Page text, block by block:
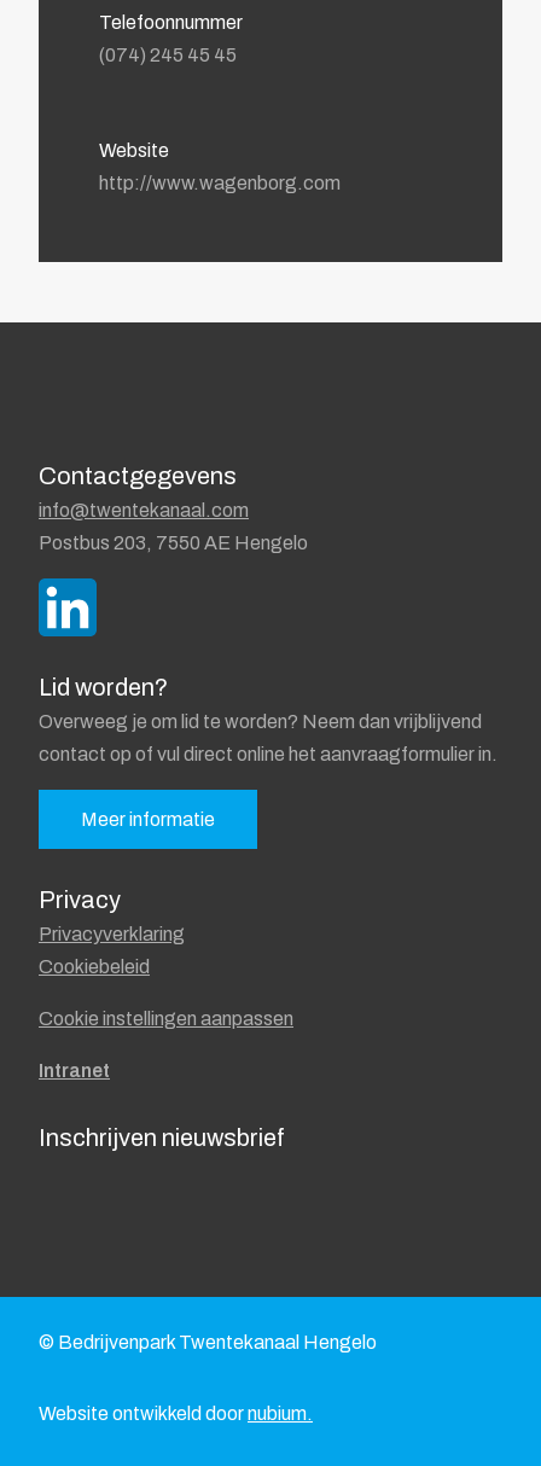
Telefoonnummer
(074) 245 45 45
Website
http://www.wagenborg.com
Contactgegevens
info@twentekanaal.com
Postbus 203, 7550 AE Hengelo
Lid worden?
Overweeg je om lid te worden? Neem dan vrijblijvend
contact op of vul direct online het aanvraagformulier in.
Meer informatie
Privacy
Privacyverklaring
Cookiebeleid
Cookie instellingen aanpassen
Intranet
Inschrijven nieuwsbrief
© Bedrijvenpark Twentekanaal Hengelo
Website ontwikkeld doornubium.